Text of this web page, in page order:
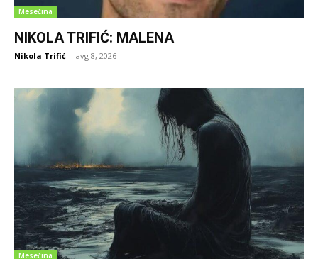
Mesečina
NIKOLA TRIFIĆ: MALENA
Nikola Trifić - avg 8, 2026
Mesečina